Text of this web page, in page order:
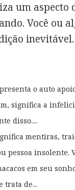
um aspecto
Você ou
inevitável.
o auto
significa a
disso....
mentiras,
pessoa insolente.
em seu
trata de...